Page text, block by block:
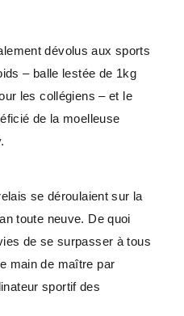
dévolus aux sports
– balle lestée de 1kg
les collégiens – et le
de la moelleuse
se déroulaient sur la
toute neuve. De quoi
de se surpasser à tous
main de maître par
sportif des